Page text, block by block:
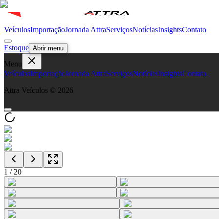
VeículosImportaçãoJornada AttraServiçosNotíciasInsightsContato
Estoque Abrir menu
Menu
VeículosImportaçãoJornada AttraServiçosNotíciasInsightsContato
Attra Veículos © 2026
1 / 20